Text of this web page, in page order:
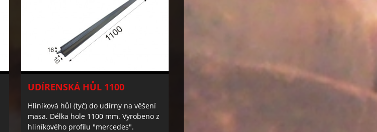
UDÍRENSKÁ HŮL 1100
Hliníková hůl (tyč) do udírny na věšení
masa. Délka hole 1100 mm. Vyrobeno z
hliníkového profilu "mercedes".